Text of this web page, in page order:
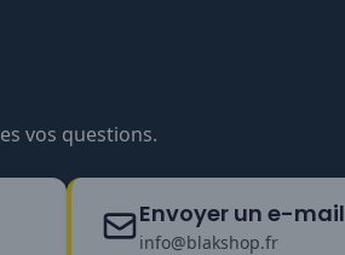
vos questions.
Envoyer un e-mail
info@blakshop.fr